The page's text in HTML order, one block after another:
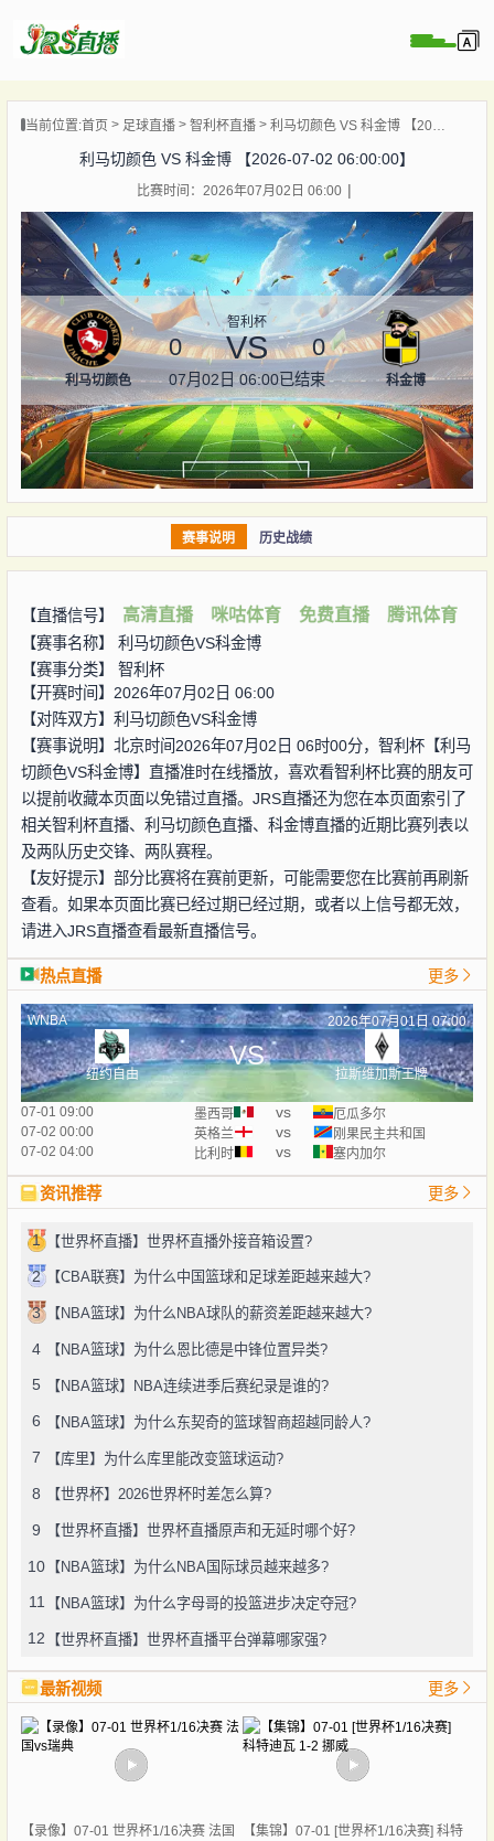
播
像
讯
直播
当前位置:首页 足球直播 智利杯直播 利马切颜色 VS 科金博 【2026-07-02 06:00:00】
利马切颜色 VS 科金博 【2026-07-02 06:00:00】
比赛时间：2026年07月02日 06:00
利马切颜色
智利杯
0 VS 0
07月02日 06:00已结束 科金博
赛事说明 历史战绩
【直播信号】 高清直播 咪咕体育 免费直播 腾讯体育
【赛事名称】 利马切颜色VS科金博
【赛事分类】 智利杯
【开赛时间】2026年07月02日 06:00
【对阵双方】 利马切颜色VS科金博
【赛事说明】北京时间2026年07月02日 06时00分，智利杯【利马
切颜色VS科金博】直播准时在线播放，喜欢看智利杯比赛的朋友可
以提前收藏本页面以免错过直播。JRS直播还为您在本页面索引了
相关智利杯直播、利马切颜色直播、科金博直播的近期比赛列表以
及两队历史交锋、两队赛程。
【友好提示】部分比赛将在赛前更新，可能需要您在比赛前再刷新
查看。如果本页面比赛已经过期已经过期，或者以上信号都无效，
请进入JRS直播查看最新直播信号。
热点直播 更多
WNBA 2026年07月01日 07:00
纽约自由
VS
拉斯维加斯王牌
07-01 09:00 墨西哥 vs
厄瓜多尔
07-02 00:00
英格兰 vs
刚果民主共和国
07-02 04:00
比利时 vs 塞内加尔
资讯推荐 更多
1 【世界杯直播】世界杯直播外接音箱设置?
2 【CBA联赛】为什么中国篮球和足球差距越来越大?
3 【NBA篮球】为什么NBA球队的薪资差距越来越大?
4 【NBA篮球】为什么恩比德是中锋位置异类?
5 【NBA篮球】NBA连续进季后赛纪录是谁的?
6 【NBA篮球】为什么东契奇的篮球智商超越同龄人?
7 【库里】为什么库里能改变篮球运动?
8 【世界杯】2026世界杯时差怎么算?
9 【世界杯直播】世界杯直播原声和无延时哪个好?
10 【NBA篮球】为什么NBA国际球员越来越多?
11 【NBA篮球】为什么字母哥的投篮进步决定夺冠?
12 【世界杯直播】世界杯直播平台弹幕哪家强?
最新视频 更多
【录像】07-01 世界杯1/16决赛 法国
【集锦】07-01 [世界杯1/16决赛] 科特